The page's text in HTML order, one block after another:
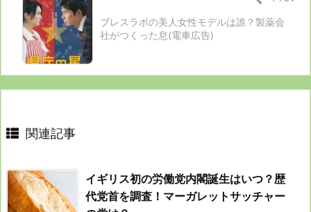
ブレスラボの美人女性モデルは誰？製薬会
社がつくった息(電車広告)
関連記事
イギリス初の労働党内閣誕生はいつ？歴
代党首を調査！マーガレットサッチャー